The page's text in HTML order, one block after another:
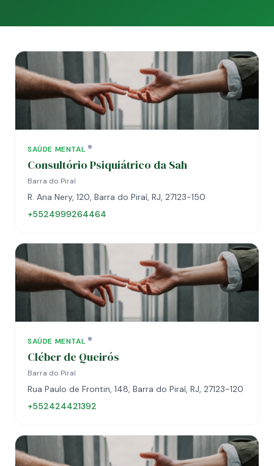
SAÚDE MENTAL
Consultório Psiquiátrico da Sah
Barra do Piraí
R. Ana Nery, 120, Barra do Piraí, RJ, 27123-150
+5524999264464
SAÚDE MENTAL
Cléber de Queirós
Barra do Piraí
Rua Paulo de Frontin, 148, Barra do Piraí, RJ, 27123-120
+552424421392